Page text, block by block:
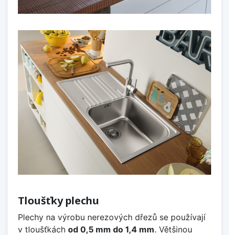
Tloušťky plechu
Plechy na výrobu nerezových dřezů se používají
v tloušťkách od 0,5 mm do 1,4 mm. Většinou